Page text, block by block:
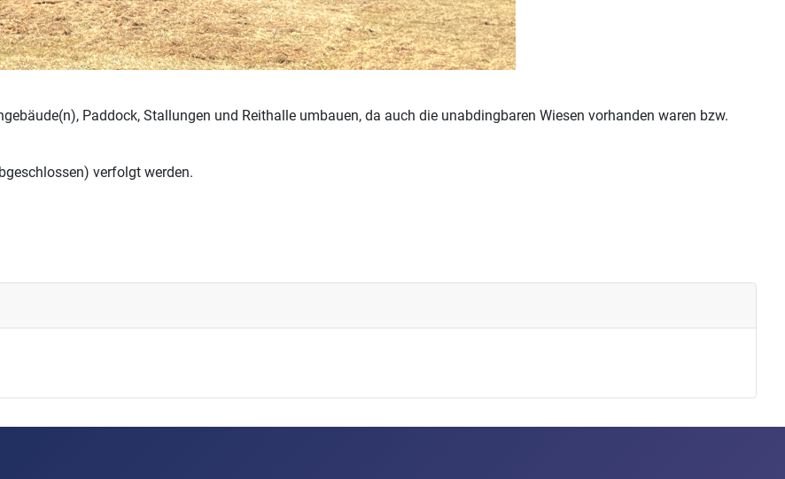
Paddock, Stallungen und Reithalle umbauen, da auch die unabdingbaren Wiesen vorhanden waren bzw.
verfolgt werden.